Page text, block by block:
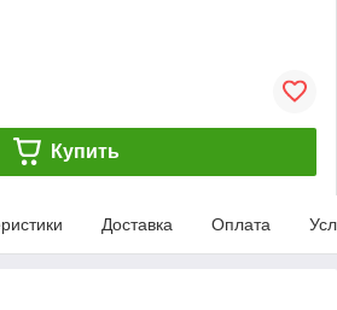
Купить
Доставка Оплата